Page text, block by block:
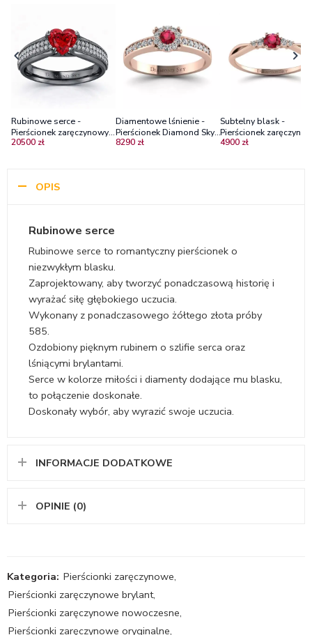
Rubinowe serce -
Pierścionek zaręczynowy z
czarnego złota z rubinem i
20500 zł
Diamentowe lśnienie -
Pierścionek Diamond Sky,
różowe złoto, diamenty,
8290 zł
Subtelny blask -
Pierścionek
różowego złota z
4900 zł
OPIS
Rubinowe serce
Rubinowe serce to romantyczny pierścionek o
niezwykłym blasku.
Zaprojektowany, aby tworzyć ponadczasową historię i
wyrażać siłę głębokiego uczucia.
Wykonany z ponadczasowego żółtego złota próby
585.
Ozdobiony pięknym rubinem o szlifie serca oraz
lśniącymi brylantami.
Serce w kolorze miłości i diamenty dodające mu blasku,
to połączenie doskonałe.
Doskonały wybór, aby wyrazić swoje uczucia.
INFORMACJE DODATKOWE
OPINIE (0)
Kategoria: Pierścionki zaręczynowe,
Pierścionki zaręczynowe brylant,
Pierścionki zaręczynowe nowoczesne,
Pierścionki zaręczynowe oryginalne,